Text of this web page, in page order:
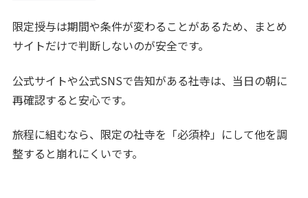
限定授与は期間や条件が変わることがあるため、まとめ
サイトだけで判断しないのが安全です。
公式サイトや公式SNSで告知がある社寺は、当日の朝に
再確認すると安心です。
旅程に組むなら、限定の社寺を「必須枠」にして他を調
整すると崩れにくいです。